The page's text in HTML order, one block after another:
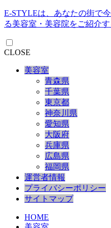
E-STYLEは、あなたの街で
る美容室・美容院をご紹介す
CLOSE
美容室
青森県
千葉県
東京都
神奈川県
愛知県
大阪府
兵庫県
広島県
福岡県
運営者情報
プライバシーポリシー
サイトマップ
HOME